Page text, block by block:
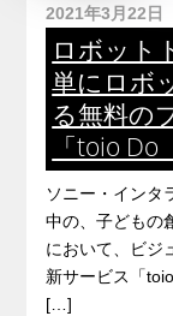
2021年3月22日
ロボット
単にロボ
る無料の
「toio
ソニー・インタ
中の、子どもの
において、ビジ
新サービス「
[…]